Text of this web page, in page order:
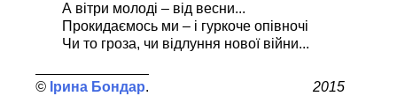
А вітри молоді – від весни...
Прокидаємось ми – і гуркоче опівночі
Чи то гроза, чи відлуння нової війни...
Ірина Бондар 2015